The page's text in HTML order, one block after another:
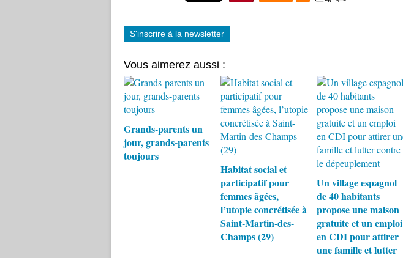
S'inscrire à la newsletter
Vous aimerez aussi :
Grands-parents un
jour, grands-parents
toujours
Habitat social et
participatif pour
femmes âgées,
l’utopie concrétisée à
Saint-Martin-des-
Champs (29)
Un village espagnol
de 40 habitants
propose une maison
gratuite et un emploi
en CDI pour attirer
une famille et lutter